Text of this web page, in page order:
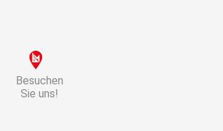
Besuchen
Sie uns!